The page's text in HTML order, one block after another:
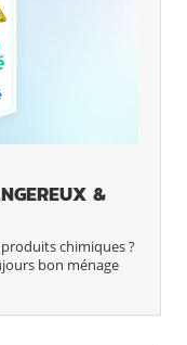
&
chimiques ?
bon ménage